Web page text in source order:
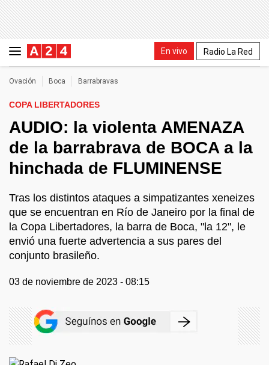
En vivo Radio La Red
Ovación Boca Barrabravas
COPA LIBERTADORES
AUDIO: la violenta AMENAZA
de la barrabrava de BOCA a la
hinchada de FLUMINENSE
Tras los distintos ataques a simpatizantes xeneizes
que se encuentran en Río de Janeiro por la final de
la Copa Libertadores, la barra de Boca, "la 12", le
envió una fuerte advertencia a sus pares del
conjunto brasileño.
03 de noviembre de 2023 - 08:15